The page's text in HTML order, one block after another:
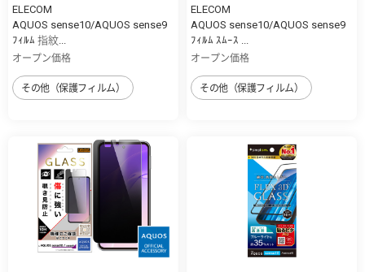
ELECOM
AQUOS sense10/AQUOS sense9
ﾌｨﾙﾑ 指紋...
オープン価格
その他（保護フィルム）
ELECOM
AQUOS sense10/AQUOS sense9
ﾌｨﾙﾑ ｽﾑｰｽ ...
オープン価格
その他（保護フィルム）